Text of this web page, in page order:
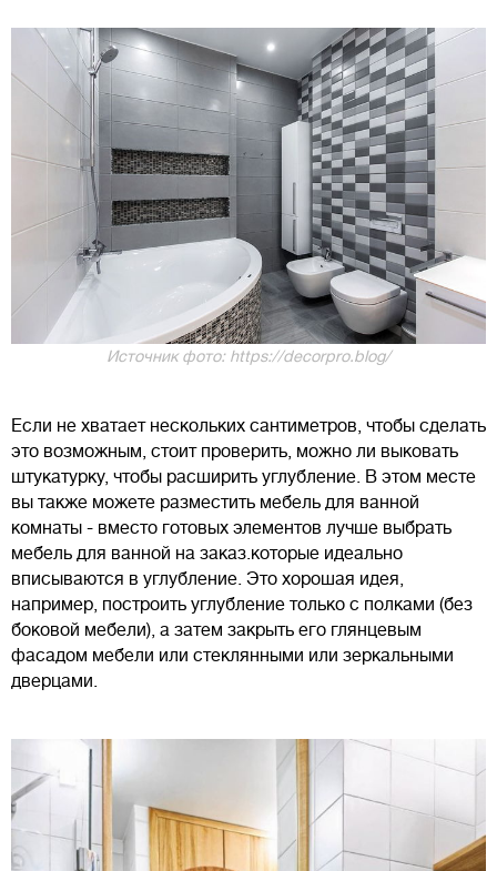
Источник фото: https://decorpro.blog/
Если не хватает нескольких сантиметров, чтобы сделать
это возможным, стоит проверить, можно ли выковать
штукатурку, чтобы расширить углубление. В этом месте
вы также можете разместить мебель для ванной
комнаты - вместо готовых элементов лучше выбрать
мебель для ванной на заказ.которые идеально
вписываются в углубление. Это хорошая идея,
например, построить углубление только с полками (без
боковой мебели), а затем закрыть его глянцевым
фасадом мебели или стеклянными или зеркальными
дверцами.